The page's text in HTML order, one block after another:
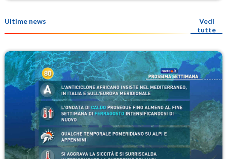
Ultime news
Vedi
tutte